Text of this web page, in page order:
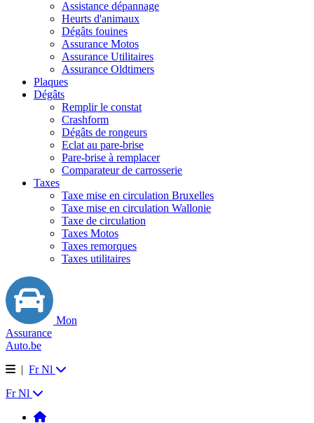
Assistance dépannage
Heurts d'animaux
Dégâts fouines
Assurance Motos
Assurance Utilitaires
Assurance Oldtimers
Plaques
Dégâts
Remplir le constat
Crashform
Dégâts de rongeurs
Eclat au pare-brise
Pare-brise à remplacer
Comparateur de carrosserie
Taxes
Taxe mise en circulation Bruxelles
Taxe mise en circulation Wallonie
Taxe de circulation
Taxes Motos
Taxes remorques
Taxes utilitaires
Mon
Assurance
Auto.be
| Fr Nl
Fr Nl